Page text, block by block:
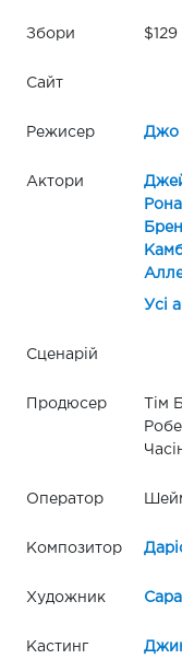
Збори $129
Сайт
Режисер Джо
Актори
Усі
Сценарій
Продюсер Тім
Оператор
Композитор
Художник
Кастинг